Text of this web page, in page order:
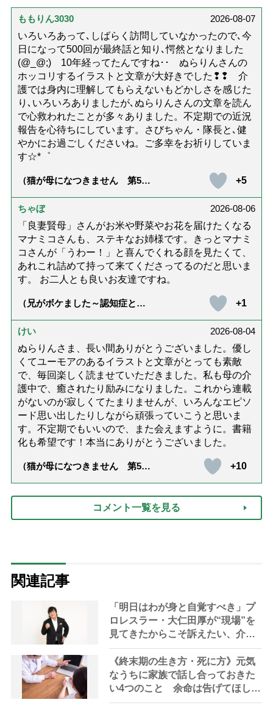
ももりん3030
2026-08-07
いろいろあって､しばらく訪問していなかったので､今
日になって500回が最終話と知り､愕然となりました
(@_@;) 10年経ってたんですね･･ ぬらりんさんの
ホッコリするイラストと文章が大好きでした❢❢ 介
護では身内に理解してもらえないもどかしさを感じた
り､いろいろありましたが､ぬらりんさんの文章を読ん
で心救われたことが多々ありました。不定期での近況
報告を心待ちにしています。さびちゃん・隊長と､健
やかにお過ごしくださいね。ご多幸をお祈りしていま
す☆*゜
（猫が母になつきません 第500
+5
ちゃぼ
2026-08-06
「良妻賢母」さんがお米や野菜やお花を届けたくなる
マナミコさんも、ステキなお姉様です。きっとマナミ
コさんが「うわー！」と喜んでくれる顔を見たくて、
あれこれ詰めて持って来てくださってるのだと思いま
す。 お二人とも良いお友達ですね。
（兄がボケました～認知症と介
達』が届きました」）
+1
けい
2026-08-04
ぬらりんさま、長い間ありがとうございました。優し
くてユーモアのあるイラストと文章がとっても素敵
で、毎回楽しく読ませていただきました。私も母の介
護中で、癒されたり励みになりました。これから連載
がないのが寂しくてたまりませんが、いろんなエピソ
ード思い出したりしながら頑張っていこうと思いま
す。不定期でもいいので、また会えますように。書籍
化も希望です！本当にありがとうございました。
（猫が母になつきません 第500
+10
コメント一覧を見る
関連記事
「明日はわが身と自覚すべき」プ
ロレスラー・大仁田厚が“現場”を
見てきたからこそ訴えたい、介護
制度のリアルと業界へのエール
《終末期の生き方・死に方》元気
なうちに家族で話し合っておきた
い4つのこと 余命は告げてほしい
か、延命治療を望むか